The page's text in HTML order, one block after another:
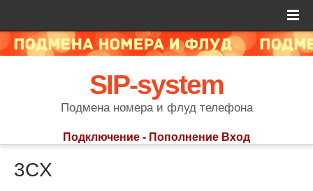
SIP-system
Подмена номера и флуд телефона
Подключение - Пополнение Вход
3CX